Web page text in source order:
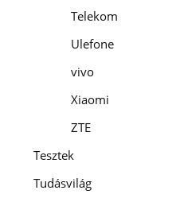
Telekom
Ulefone
vivo
Xiaomi
ZTE
Tesztek
Tudásvilág